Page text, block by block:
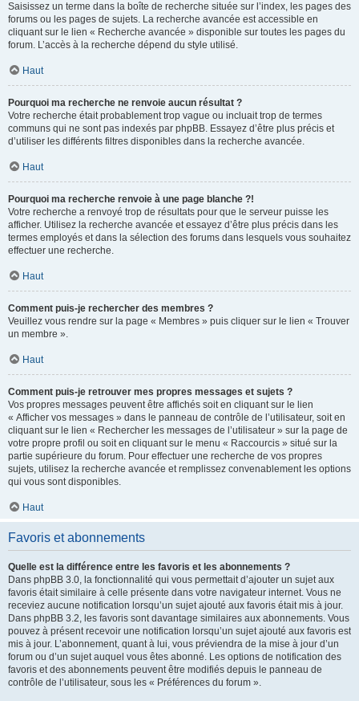
Saisissez un terme dans la boîte de recherche située sur l’index, les pages des
forums ou les pages de sujets. La recherche avancée est accessible en
cliquant sur le lien « Recherche avancée » disponible sur toutes les pages du
forum. L’accès à la recherche dépend du style utilisé.
Haut
Pourquoi ma recherche ne renvoie aucun résultat ?
Votre recherche était probablement trop vague ou incluait trop de termes
communs qui ne sont pas indexés par phpBB. Essayez d’être plus précis et
d’utiliser les différents filtres disponibles dans la recherche avancée.
Haut
Pourquoi ma recherche renvoie à une page blanche ?!
Votre recherche a renvoyé trop de résultats pour que le serveur puisse les
afficher. Utilisez la recherche avancée et essayez d’être plus précis dans les
termes employés et dans la sélection des forums dans lesquels vous souhaitez
effectuer une recherche.
Haut
Comment puis-je rechercher des membres ?
Veuillez vous rendre sur la page « Membres » puis cliquer sur le lien « Trouver
un membre ».
Haut
Comment puis-je retrouver mes propres messages et sujets ?
Vos propres messages peuvent être affichés soit en cliquant sur le lien
« Afficher vos messages » dans le panneau de contrôle de l’utilisateur, soit en
cliquant sur le lien « Rechercher les messages de l’utilisateur » sur la page de
votre propre profil ou soit en cliquant sur le menu « Raccourcis » situé sur la
partie supérieure du forum. Pour effectuer une recherche de vos propres
sujets, utilisez la recherche avancée et remplissez convenablement les options
qui vous sont disponibles.
Haut
Favoris et abonnements
Quelle est la différence entre les favoris et les abonnements ?
Dans phpBB 3.0, la fonctionnalité qui vous permettait d’ajouter un sujet aux
favoris était similaire à celle présente dans votre navigateur internet. Vous ne
receviez aucune notification lorsqu’un sujet ajouté aux favoris était mis à jour.
Dans phpBB 3.2, les favoris sont davantage similaires aux abonnements. Vous
pouvez à présent recevoir une notification lorsqu’un sujet ajouté aux favoris est
mis à jour. L’abonnement, quant à lui, vous préviendra de la mise à jour d’un
forum ou d’un sujet auquel vous êtes abonné. Les options de notification des
favoris et des abonnements peuvent être modifiés depuis le panneau de
contrôle de l’utilisateur, sous les « Préférences du forum ».